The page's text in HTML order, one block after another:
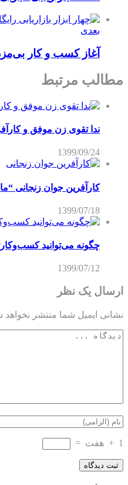
بعدی
آغاز کسب و کار
مطالب مرتبط
ندا تقوی زن موفق و
1399/09/24
کارآفرین جوان زنجانی
1399/07/18
چگونه می‌توانید
1399/07/12
ارسال یک نظر
نشانی ایمیل شما منتشر نخواهد
1
+ هفت =